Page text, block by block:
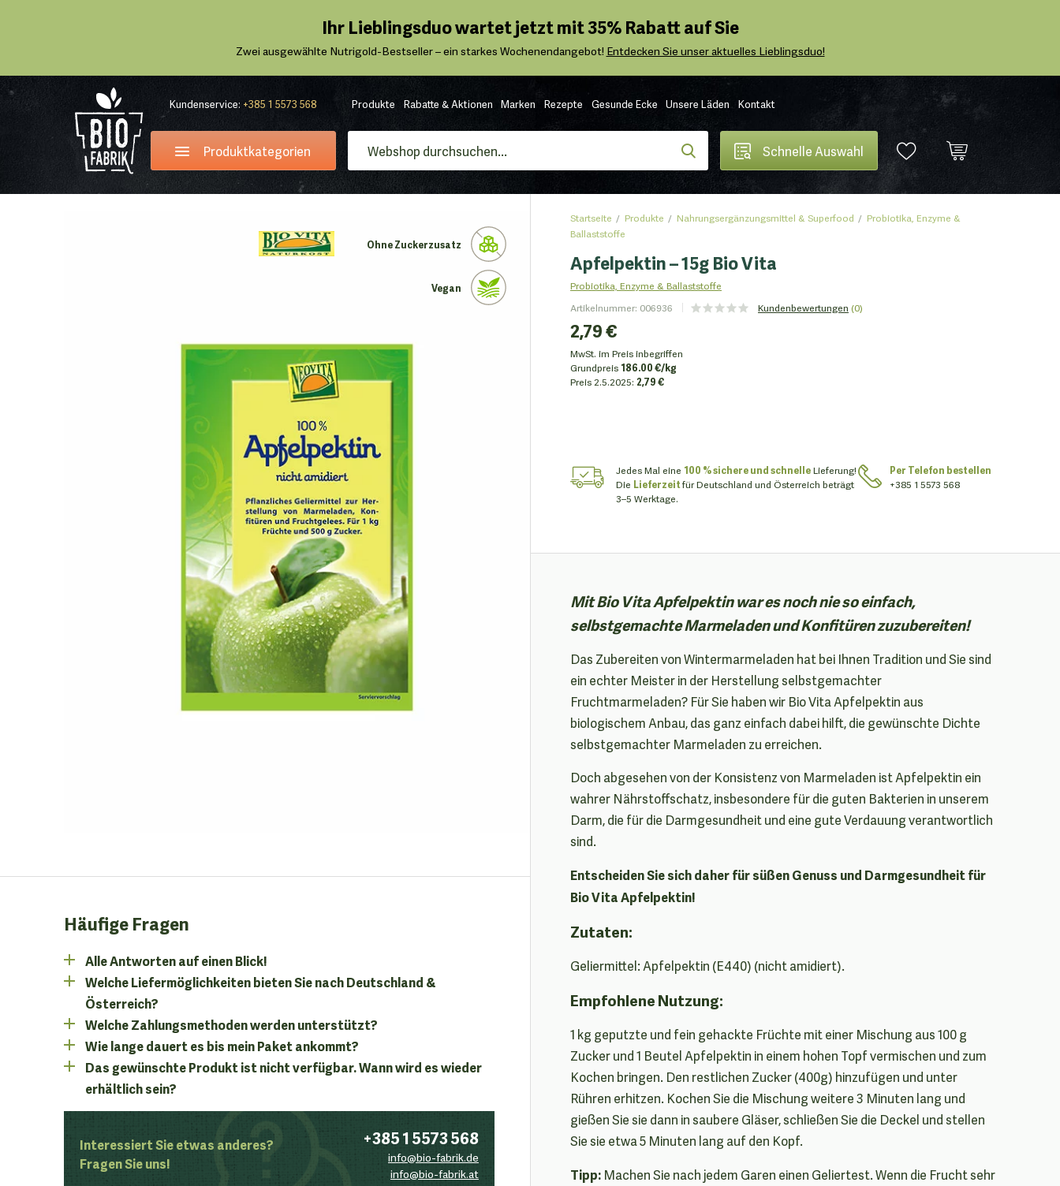
Ihr Lieblingsduo wartet jetzt mit 35% Rabatt auf Sie
Zwei ausgewählte Nutrigold-Bestseller – ein starkes Wochenendangebot! Entdecken Sie unser aktuelles Lieblingsduo!
Kundenservice: +385 1 5573 568
Produktkategorien
Produkte Rabatte & Aktionen Marken Rezepte Gesunde Ecke Unsere Läden Kontakt
Schnelle Auswahl
Ohne Zuckerzusatz
Vegan
Häufige Fragen
Alle Antworten auf einen Blick!
Welche Liefermöglichkeiten bieten Sie nach Deutschland &
Österreich?
Welche Zahlungsmethoden werden unterstützt?
Wie lange dauert es bis mein Paket ankommt?
Das gewünschte Produkt ist nicht verfügbar. Wann wird es wieder
erhältlich sein?
Interessiert Sie etwas anderes?
Fragen Sie uns!
+385 1 5573 568
info@bio-fabrik.de
info@bio-fabrik.at
Startseite Produkte Nahrungsergänzungsmittel & Superfood
Probiotika, Enzyme &
Ballaststoffe
Apfelpektin – 15g Bio Vita
Probiotika, Enzyme & Ballaststoffe
Artikelnummer: 006936 Kundenbewertungen (0)
2,79 €
MwSt. im Preis inbegriffen
Grundpreis 186.00 €/kg
Preis 2.5.2025: 2,79 €
Jedes Mal eine 100 % sichere und schnelleLieferung!
Die Lieferzeitfür Deutschland und Österreich beträgt
3–5 Werktage.
Per Telefon bestellen
+385 1 5573 568
Mit Bio Vita Apfelpektin war es noch nie so einfach,
selbstgemachte Marmeladen und Konfitüren zuzubereiten!
Das Zubereiten von Wintermarmeladen hat bei Ihnen Tradition und Sie sind
ein echter Meister in der Herstellung selbstgemachter
Fruchtmarmeladen? Für Sie haben wir Bio Vita Apfelpektin aus
biologischem Anbau, das ganz einfach dabei hilft, die gewünschte Dichte
selbstgemachter Marmeladen zu erreichen.
Doch abgesehen von der Konsistenz von Marmeladen ist Apfelpektin ein
wahrer Nährstoffschatz, insbesondere für die guten Bakterien in unserem
Darm, die für die Darmgesundheit und eine gute Verdauung verantwortlich
sind.
Entscheiden Sie sich daher für süßen Genuss und Darmgesundheit für
Bio Vita Apfelpektin!
Zutaten:
Geliermittel: Apfelpektin (E440) (nicht amidiert).
Empfohlene Nutzung:
1 kg geputzte und fein gehackte Früchte mit einer Mischung aus 100 g
Zucker und 1 Beutel Apfelpektin in einem hohen Topf vermischen und zum
Kochen bringen. Den restlichen Zucker (400g) hinzufügen und unter
Rühren erhitzen. Kochen Sie die Mischung weitere 3 Minuten lang und
gießen Sie sie dann in saubere Gläser, schließen Sie die Deckel und stellen
Sie sie etwa 5 Minuten lang auf den Kopf.
Tipp: Machen Sie nach jedem Garen einen Geliertest. Wenn die Frucht sehr